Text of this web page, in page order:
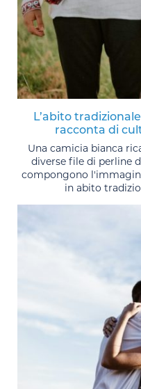
L’abito
racconta di
Una camicia bianca
diverse file di perline
compongono
in abito